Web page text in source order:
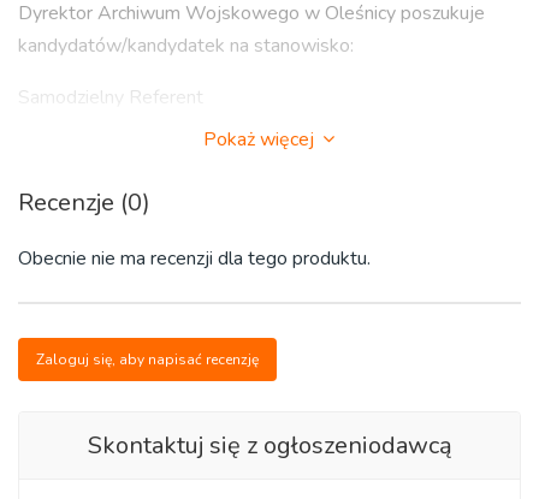
Dyrektor Archiwum Wojskowego w Oleśnicy poszukuje
kandydatów/kandydatek na stanowisko:
Samodzielny Referent
Rodzaj zatrudnienia: umowa o pracę
Adres zakładu pracy:
Archiwum Wojskowe w Oleśnicy
ul. Wileńska 14
56-400 Oleśnica
Zakres zadań wykonywanych na stanowisku pracy:
Pokaż więcej
Recenzje (0)
Obecnie nie ma recenzji dla tego produktu.
Zaloguj się, aby napisać recenzję
Skontaktuj się z ogłoszeniodawcą